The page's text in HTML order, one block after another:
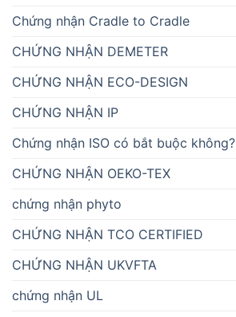
Chứng nhận Cradle to Cradle
CHỨNG NHẬN DEMETER
CHỨNG NHẬN ECO-DESIGN
CHỨNG NHẬN IP
Chứng nhận ISO có bắt buộc không?
CHỨNG NHẬN OEKO-TEX
chứng nhận phyto
CHỨNG NHẬN TCO CERTIFIED
CHỨNG NHẬN UKVFTA
chứng nhận UL